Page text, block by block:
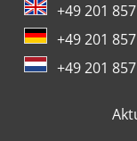
+49 201
+49 201
+49 201